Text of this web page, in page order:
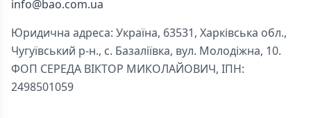
info@bao.com.ua
Юридична адреса: Україна, 63531, Харківська обл.,
Чугуївський р-н., с. Базаліївка, вул. Молодіжна, 10.
ФОП СЕРЕДА ВІКТОР МИКОЛАЙОВИЧ, ІПН:
2498501059